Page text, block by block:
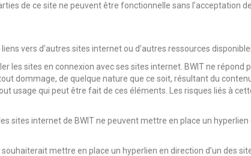
de ce site ne peuvent être fonctionnelle sans l’acceptation
vers d’autres sites internet ou d’autres ressources
les sites en connexion avec ses sites internet. BWIT ne
dommage, de quelque nature que ce soit, résultant du
usage qui peut être fait de ces éléments. Les risques liés à
sites internet de BWIT ne peuvent mettre en place un
mettre en place un hyperlien en direction d’un des